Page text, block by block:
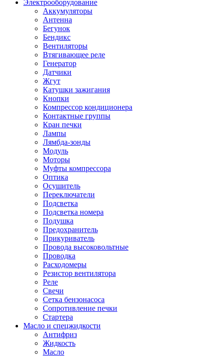
Электрооборудование
Аккумуляторы
Антенна
Бегунок
Бендикс
Вентиляторы
Втягивающее реле
Генератор
Датчики
Жгут
Катушки зажигания
Кнопки
Компрессор кондиционера
Контактные группы
Кран печки
Лампы
Лямбда-зонды
Модуль
Моторы
Муфты компрессора
Оптика
Осушитель
Переключатели
Подсветка
Подсветка номера
Подушка
Предохранитель
Прикуриватель
Провода высоковольтные
Проводка
Расходомеры
Резистор вентилятора
Реле
Свечи
Сетка бензонасоса
Сопротивление печки
Стартера
Масло и спецжидкости
Антифриз
Жидкость
Масло